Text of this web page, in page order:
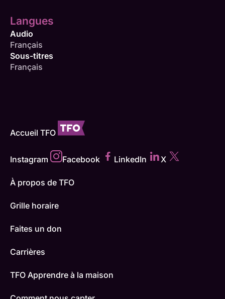
Langues
Audio
Français
Sous-titres
Français
Accueil TFO
Instagram Facebook LinkedIn X
À propos de TFO
Grille horaire
Faites un don
Carrières
TFO Apprendre à la maison